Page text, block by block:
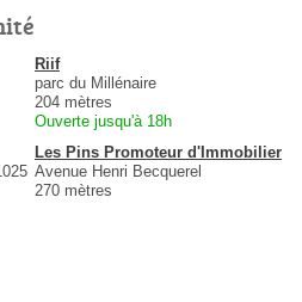
Riif
parc du Millénaire
204 mètres
Ouverte jusqu'à 18h
Les Pins Promoteur d'Immobilier
Avenue Henri Becquerel
270 mètres